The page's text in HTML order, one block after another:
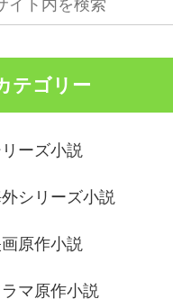
テゴリー
リーズ小説
シリーズ小説
原作小説
ラマ原作小説